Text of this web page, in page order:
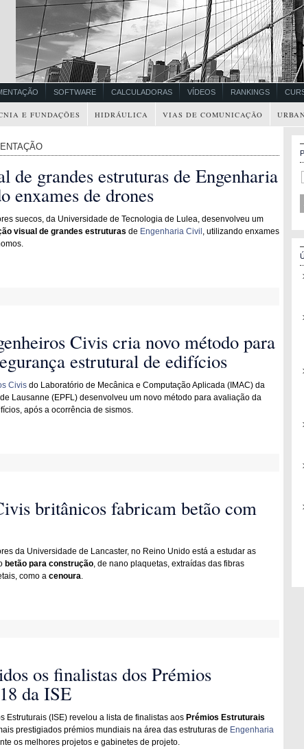
SOFTWARE CALCULADORAS VÍDEOS RANKINGS
E FUNDAÇÕES HIDRÁULICA VIAS DE COMUNICAÇÃO
de grandes estruturas de Engenharia
enxames de drones
suecos, da Universidade de Tecnologia de Lulea, desenvolveu um
visual de grandes estruturas de Engenharia Civil , utilizando enxames
Civis cria novo método para
estrutural de edifícios
Civisdo Laboratório de Mecânica e Computação Aplicada (IMAC) da
Lausanne (EPFL) desenvolveu um novo método para avaliação da
após a ocorrência de sismos.
britânicos fabricam betão com
da Universidade de Lancaster, no Reino Unido está a estudar as
betão para construção, de nano plaquetas, extraídas das fibras
como a cenoura
os finalistas dos Prémios
da ISE
Estruturais (ISE) revelou a lista de finalistas aos Prémios Estruturais
prestigiados prémios mundiais na área das estruturas de Engenharia
os melhores projetos e gabinetes de projeto.